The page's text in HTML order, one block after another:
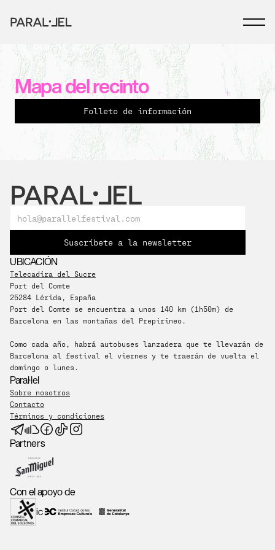
Mapa del recinto
Folleto de información
Suscríbete a la newsletter
UBICACIÓN
Telecadira del Sucre
Port del Comte
25284 Lérida, España
​Port del Comte se encuentra a unos 140 km (1h50m) de
Barcelona en las montañas del Prepirineo.
Como cada año, habrá autobuses lanzadera que te llevarán de
Barcelona al festival el viernes y te traerán de vuelta el
domingo o lunes.
Paral·lel
Sobre nosotros
Contacto
Términos y condiciones
Partners
Con el apoyo de